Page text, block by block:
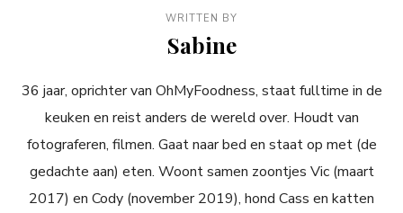
WRITTEN BY
Sabine
36 jaar, oprichter van OhMyFoodness, staat fulltime in de
keuken en reist anders de wereld over. Houdt van
fotograferen, filmen. Gaat naar bed en staat op met (de
gedachte aan) eten. Woont samen zoontjes Vic (maart
2017) en Cody (november 2019), hond Cass en katten